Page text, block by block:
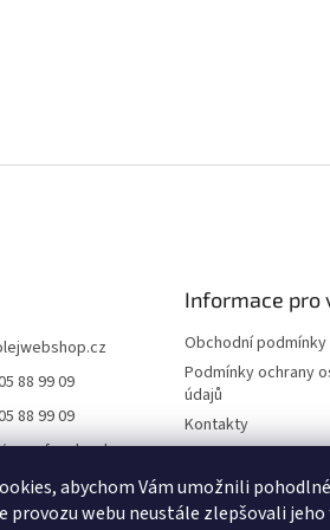
abychom Vám umožnili
provozu webu neustále zlepšovali jeho
88 99 09
88 99 09
Informace pro
Obchodní podmínky
Podmínky ochrany
údajů
Kontakty
Blog
Hodnocení obchodu